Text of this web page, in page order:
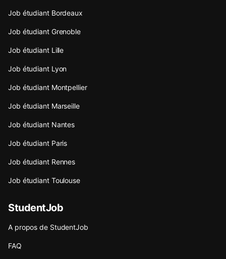
Job étudiant Bordeaux
Job étudiant Grenoble
Job étudiant Lille
Job étudiant Lyon
Job étudiant Montpellier
Job étudiant Marseille
Job étudiant Nantes
Job étudiant Paris
Job étudiant Rennes
Job étudiant Toulouse
StudentJob
A propos de StudentJob
FAQ